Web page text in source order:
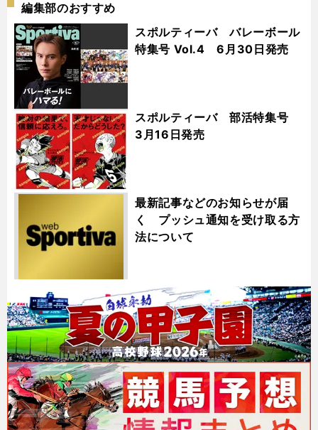
編集部のおすすめ
スポルティーバ バレーボール
特集号 Vol.4 6月30日発売
スポルティーバ 部活特集号
3月16日発売
最新記事などのお知らせが届
く プッシュ通知を受け取る方
法について